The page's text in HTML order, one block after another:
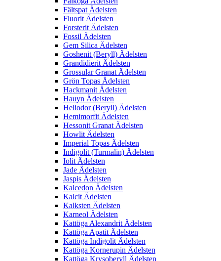
Fältspat Ädelsten
Fluorit Ädelsten
Forsterit Ädelsten
Fossil Ädelsten
Gem Silica Ädelsten
Goshenit (Beryll) Ädelsten
Grandidierit Ädelsten
Grossular Granat Ädelsten
Grön Topas Ädelsten
Hackmanit Ädelsten
Hauyn Ädelsten
Heliodor (Beryll) Ädelsten
Hemimorfit Ädelsten
Hessonit Granat Ädelsten
Howlit Ädelsten
Imperial Topas Ädelsten
Indigolit (Turmalin) Ädelsten
Iolit Ädelsten
Jade Ädelsten
Jaspis Ädelsten
Kalcedon Ädelsten
Kalcit Ädelsten
Kalksten Ädelsten
Karneol Ädelsten
Kattöga Alexandrit Ädelsten
Kattöga Apatit Ädelsten
Kattöga Indigolit Ädelsten
Kattöga Kornerupin Ädelsten
Kattöga Krysoberyll Ädelsten